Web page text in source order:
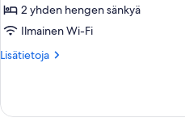
2 yhden hengen sänkyä
Ilmainen Wi-Fi
Lisätietoja
Lisätietoja